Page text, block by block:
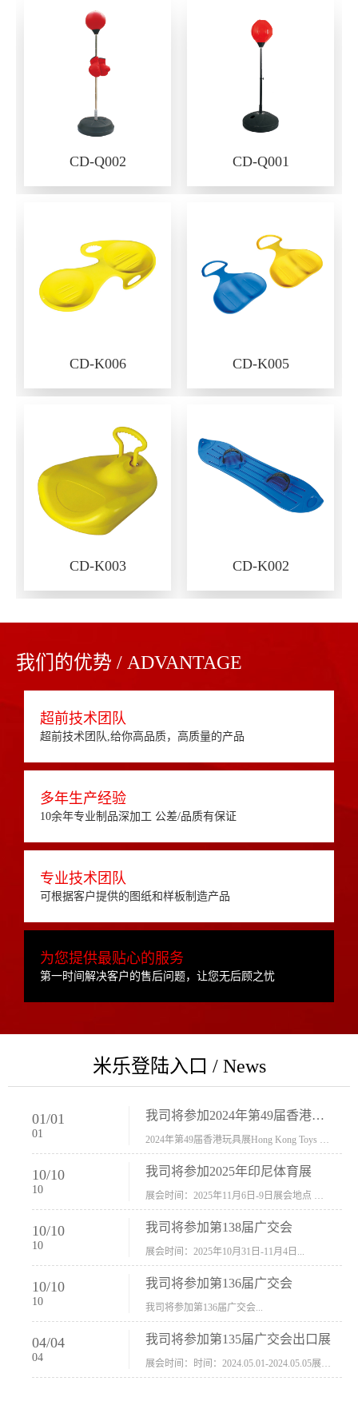
CD-Q002 CD-Q001
CD-K006 CD-K005
CD-K003 CD-K002
我们的优势 / ADVANTAGE
超前技术团队
超前技术团队,给你高品质，高质量的产品
多年生产经验
10余年专业制品深加工 公差/品质有保证
专业技术团队
可根据客户提供的图纸和样板制造产品
为您提供最贴心的服务
第一时间解决客户的售后问题，让您无后顾之忧
米乐登陆入口 / News
01/01
01
我司将参加2024年第49届香港玩具展Hong Kong Toys & Games Fair 欢迎新···
10/10
10
我司将参加2025年印尼体育展
10/10
10
我司将参加第138届广交会
展会时间：2025年10月31日-11月4日...
10/10
10
我司将参加第136届广交会
我司将参加第136届广交会...
04/04
04
我司将参加第135届广交会出口展
展会时间：时间：2024.05.01-2024.05.05展会地址：中国进出口商品交易会展馆福建康莱宝公司展位号12.1G37-38、H11-12，浙江康莱宝展位号17.1B23-24、C19-20...